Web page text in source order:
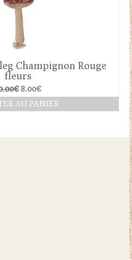
Champignon Rouge
fleurs
€ Le
prix
initial
8.00€Le
prix
actuel
AU PANIER